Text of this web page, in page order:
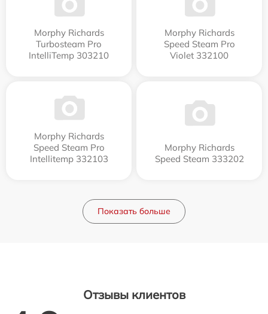
Morphy Richards
Turbosteam Pro
IntelliTemp 303210
Morphy Richards
Speed Steam Pro
Violet 332100
Morphy Richards
Speed Steam Pro
Intellitemp 332103
Morphy Richards
Speed Steam 333202
Показать больше
Отзывы клиентов